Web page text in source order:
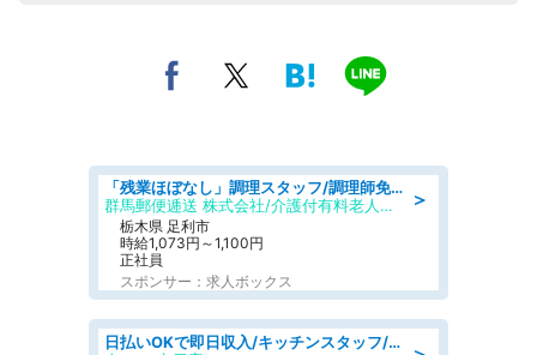
＞
「残業ほぼなし」調理スタッフ/調理師免許必須/正職員/日勤のみ/介護付き有料老人ホーム/社会保障完備
群馬郵便逓送 株式会社/介護付有料老人ホーム ふる里
栃木県 足利市
時給1,073円～1,100円
正社員
スポンサー：求人ボックス
日払いOKで即日収入/キッチンスタッフ/「原付免許必須」デリバリー業務など、自己成長可能な幅広い仕事に挑戦!髪型自由&ピアス・ネイルOK/茨城県/水戸市